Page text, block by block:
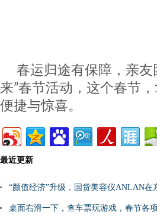
春运归途有保障，亲
来”春节活动，这个春节
便捷与惊喜。
最近更新
“颜值经济”升级，国货美容仪ANLAN在
到了新解法
桌面右滑一下，查车票玩游戏，春节各